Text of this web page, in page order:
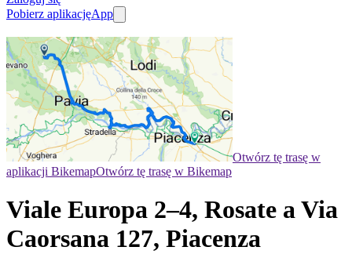
Pobierz aplikacjęApp
Otwórz tę trasę w
aplikacji BikemapOtwórz tę trasę w Bikemap
Viale Europa 2–4, Rosate a Via
Caorsana 127, Piacenza